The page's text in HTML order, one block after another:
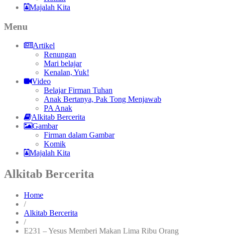
Majalah Kita
Menu
Artikel
Renungan
Mari belajar
Kenalan, Yuk!
Video
Belajar Firman Tuhan
Anak Bertanya, Pak Tong Menjawab
PA Anak
Alkitab Bercerita
Gambar
Firman dalam Gambar
Komik
Majalah Kita
Alkitab Bercerita
Home
/
Alkitab Bercerita
/
E231 – Yesus Memberi Makan Lima Ribu Orang